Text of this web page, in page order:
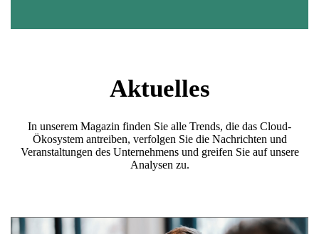
Aktuelles
In unserem Magazin finden Sie alle Trends, die das Cloud-
Ökosystem antreiben, verfolgen Sie die Nachrichten und
Veranstaltungen des Unternehmens und greifen Sie auf unsere
Analysen zu.